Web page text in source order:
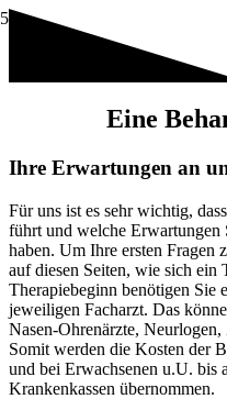
Eine
Ihre Erwartungen an
Für uns ist es sehr wichtig,
führt und welche Erwartungen
haben. Um Ihre ersten Fragen
auf diesen Seiten, wie sich ein
Therapiebeginn benötigen Sie
jeweiligen Facharzt. Das
Nasen-Ohrenärzte,
Somit werden die Kosten der
und bei Erwachsenen u.U. bis
Krankenkassen übernommen.